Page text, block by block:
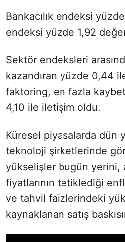
Bankacılık endeksi
endeksi yüzde 1,92
Sektör endeksleri
kazandıran yüzde 0,44
faktoring, en fazla
4,10 ile iletişim oldu.
Küresel piyasalarda dün
teknoloji şirketlerinde
yükselişler bugün yerini,
fiyatlarının tetiklediği
ve tahvil faizlerindeki
kaynaklanan satış